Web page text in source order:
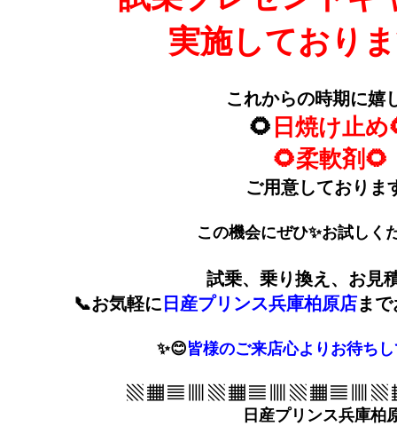
実施しており
これからの時期に嬉
🌻 日焼け止め
🌻柔軟剤🌻
ご用意しておりま
この機会にぜひ✨お試しく
試乗、乗り換え、お見
📞お気軽に 日産プリンス兵庫柏原店ま
✨😊皆様のご来店心よりお待ち
▧ ▦ ▤ ▥ ▧ ▦ ▤ ▥ ▧ ▦ ▤ ▥ ▧
日産プリンス兵庫柏